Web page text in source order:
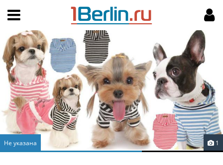
Поиск
Пользовательское соглашение
Правила доски объявлений
Компьютерная версия
МОЙ АККАУНТ
Мои объявления
Не указана 1